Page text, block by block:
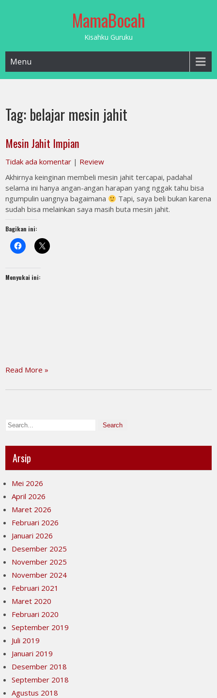
MamaBocah
Kisahku Guruku
Menu
Tag: belajar mesin jahit
Mesin Jahit Impian
Tidak ada komentar | Review
Akhirnya keinginan membeli mesin jahit tercapai, padahal
selama ini hanya angan-angan harapan yang nggak tahu bisa
ngumpulin uangnya bagaimana
Tapi, saya beli bukan karena
sudah bisa melainkan saya masih buta mesin jahit.
Bagikan ini:
Menyukai ini:
Read More »
Arsip
Mei 2026
April 2026
Maret 2026
Februari 2026
Januari 2026
Desember 2025
November 2025
November 2024
Februari 2021
Maret 2020
Februari 2020
September 2019
Juli 2019
Januari 2019
Desember 2018
September 2018
Agustus 2018